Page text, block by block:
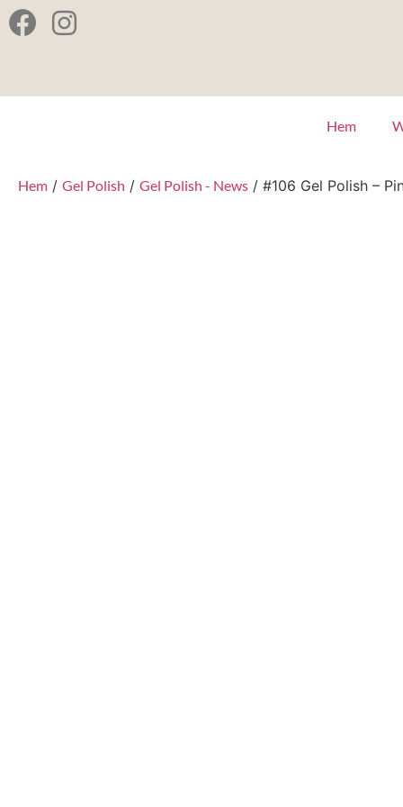
Hem
Hem / Gel Polish / Gel Polish - News / #106 Gel Polish –